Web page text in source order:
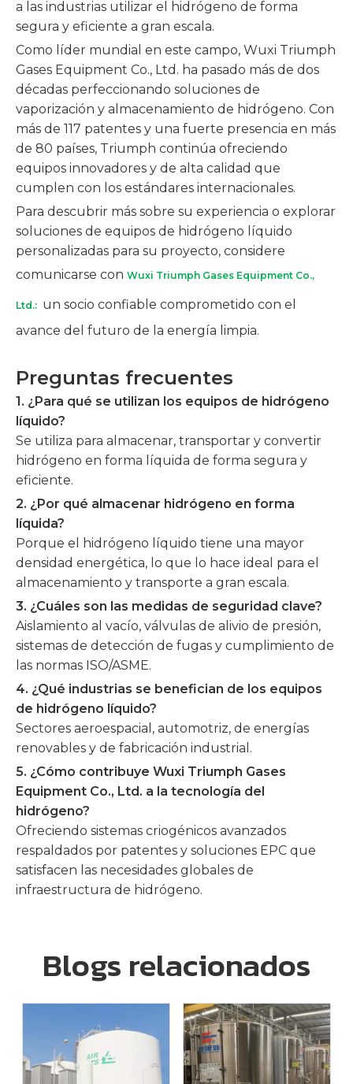
a las industrias utilizar el hidrógeno de forma
segura y eficiente a gran escala.
Como líder mundial en este campo, Wuxi Triumph
Gases Equipment Co., Ltd. ha pasado más de dos
décadas perfeccionando soluciones de
vaporización y almacenamiento de hidrógeno. Con
más de 117 patentes y una fuerte presencia en más
de 80 países, Triumph continúa ofreciendo
equipos innovadores y de alta calidad que
cumplen con los estándares internacionales.
Para descubrir más sobre su experiencia o explorar
soluciones de equipos de hidrógeno líquido
personalizadas para su proyecto, considere
comunicarse con Wuxi Triumph Gases Equipment Co.,
Ltd.: un socio confiable comprometido con el
avance del futuro de la energía limpia.
Preguntas frecuentes
1. ¿Para qué se utilizan los equipos de hidrógeno
líquido?
Se utiliza para almacenar, transportar y convertir
hidrógeno en forma líquida de forma segura y
eficiente.
2. ¿Por qué almacenar hidrógeno en forma
líquida?
Porque el hidrógeno líquido tiene una mayor
densidad energética, lo que lo hace ideal para el
almacenamiento y transporte a gran escala.
3. ¿Cuáles son las medidas de seguridad clave?
Aislamiento al vacío, válvulas de alivio de presión,
sistemas de detección de fugas y cumplimiento de
las normas ISO/ASME.
4. ¿Qué industrias se benefician de los equipos
de hidrógeno líquido?
Sectores aeroespacial, automotriz, de energías
renovables y de fabricación industrial.
5. ¿Cómo contribuye Wuxi Triumph Gases
Equipment Co., Ltd. a la tecnología del
hidrógeno?
Ofreciendo sistemas criogénicos avanzados
respaldados por patentes y soluciones EPC que
satisfacen las necesidades globales de
infraestructura de hidrógeno.
Blogs relacionados